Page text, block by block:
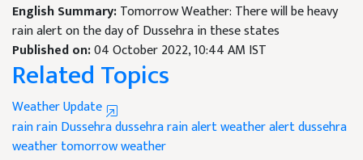
English Summary:Tomorrow Weather: There will be heavy
rain alert on the day of Dussehra in these states
Published on:04 October 2022, 10:44 AM IST
Related Topics
Weather Update
rainrain Dussehradussehrarain alertweather alertdussehra
weathertomorrow weather